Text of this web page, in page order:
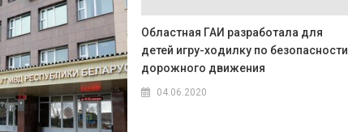
Областная ГАИ разработала для
детей игру-ходилку по безопасности
дорожного движения
04.06.2020